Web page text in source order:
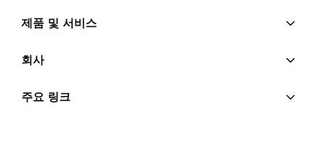
제품 및 서비스
회사
주요 링크